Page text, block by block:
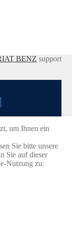
BENZ support
um Ihnen ein
Sie bitte unsere
Sie auf dieser
Nutzung zu: